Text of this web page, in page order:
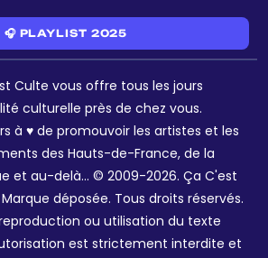
🎧 PLAYLIST 2025
Culte vous offre tous les jours
culturelle près de chez vous.
à ♥ de promouvoir les artistes et les
des Hauts-de-France, de la
et au-delà... © 2009-2026. Ça C'est
déposée. Tous droits réservés.
ou utilisation du texte
est strictement interdite et